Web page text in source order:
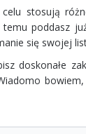
stosują
poddasz
się swojej
doskonałe